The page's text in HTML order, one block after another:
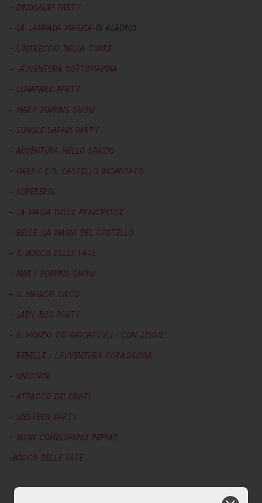
- DINOSAURI PARTY
- LA LAMPADA MAGICA DI ALADINO
- L'INTRECCIO DELLA TORRE
- AVVENTURA SOTTOMARINA
- LUNAPARK PARTY
- MARY POPPINS SHOW
- JUNGLE SAFARI PARTY
- AVVENTURA NELLO SPAZIO
- HARRY E IL CASTELLO INCANTATO
- SUPEREROI
- LA MAGIA DELLE PRINCIPESSE
- BELLE :LA MAGIA DEL CASTELLO
- IL BOSCO DELLE FATE
- MARY POPPINS SHOW
- IL MAGICO CIRCO
- LADY-BUG PARTY
- IL MONDO DEI GIOCATTOLI : CON JESSIE
- REBELLE : L'AVVENTURA CORAGGIOSA
- UNICORNI
- ATTACCO DEI PIRATI
- WESTERN PARTY
- BUON COMPLEANNO PEPPA!!
-BOSCO DELLE FATE